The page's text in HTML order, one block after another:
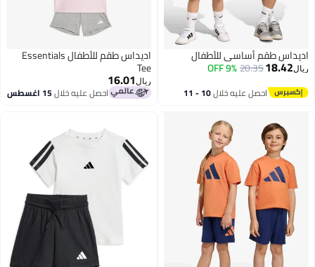
اديداس طقم أساسي للأطفال
ريال18.42
20.35
9% OFF
احصل عليه خلال 10 - 11
اديداس طقم للأطفال Essentials
Tee
ريال16.01
احصل عليه خلال15 اغسطس